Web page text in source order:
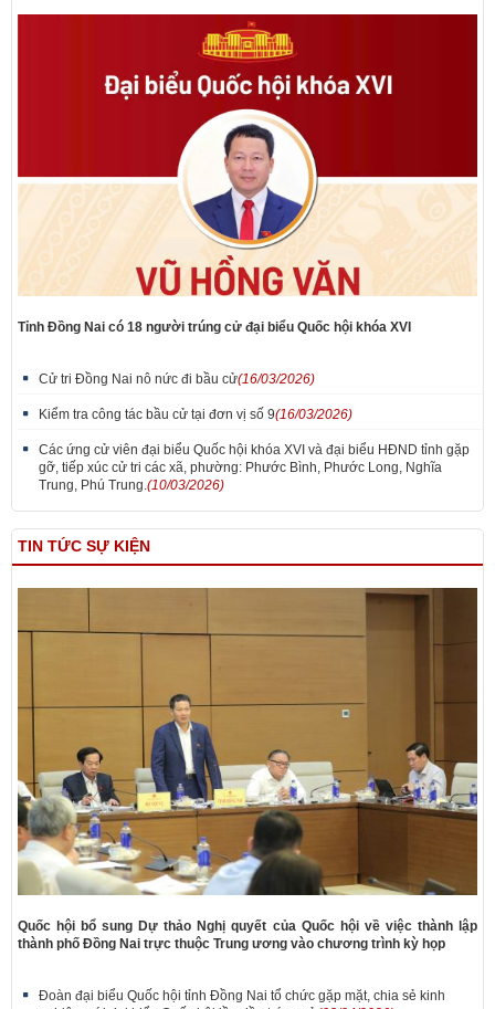
Tỉnh Đồng Nai có 18 người trúng cử đại biểu Quốc hội khóa XVI
Cử tri Đồng Nai nô nức đi bầu cử(16/03/2026)
Kiểm tra công tác bầu cử tại đơn vị số 9(16/03/2026)
Các ứng cử viên đại biểu Quốc hội khóa XVI và đại biểu HĐND tỉnh gặp
gỡ, tiếp xúc cử tri các xã, phường: Phước Bình, Phước Long, Nghĩa
Trung, Phú Trung.(10/03/2026)
TIN TỨC SỰ KIỆN
Quốc hội bổ sung Dự thảo Nghị quyết của Quốc hội về việc thành lập
thành phố Đồng Nai trực thuộc Trung ương vào chương trình kỳ họp
Đoàn đại biểu Quốc hội tỉnh Đồng Nai tổ chức gặp mặt, chia sẻ kinh